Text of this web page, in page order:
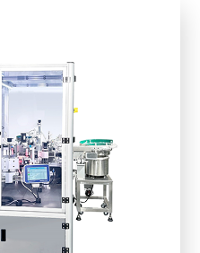
列
貼標機等產品。
快速，易於維修及保
人機系統，操作簡